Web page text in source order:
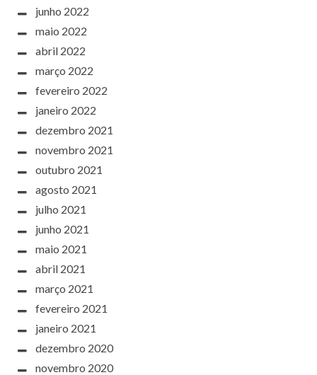
junho 2022
maio 2022
abril 2022
março 2022
fevereiro 2022
janeiro 2022
dezembro 2021
novembro 2021
outubro 2021
agosto 2021
julho 2021
junho 2021
maio 2021
abril 2021
março 2021
fevereiro 2021
janeiro 2021
dezembro 2020
novembro 2020